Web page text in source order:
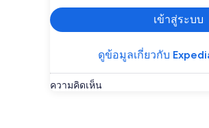
เข้าสู่ระบบ
ดูข้อมูลเกี่ยวกับ
ความคิดเห็น